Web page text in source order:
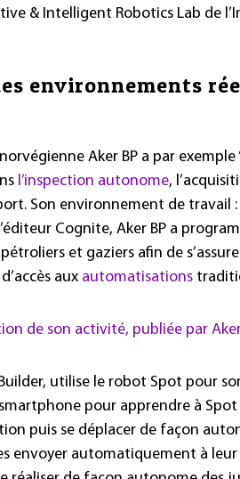
& Intelligent Robotics Lab de
environnements
Aker BP a par exemple
l’inspection autonome,
Son environnement de travail
Cognite, Aker BP a
et gaziers afin de
aux automatisations
de son activité, publiée par Aker
utilise le robot Spot pour
pour apprendre à
puis se déplacer de façon
envoyer automatiquement à leur